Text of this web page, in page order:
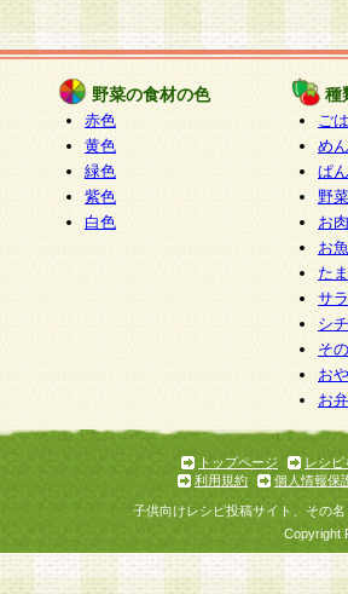
員登録希望者による会員登録手続
会員登録の承認が完了した時点で会
され、会員に対して適用されるもの
する個人情報は、すべて会員登録
いたものと考えております。従っ
報の提供を希望されない場合には、
たしません が、提供されないこと
ス等をご利用いただけない場合があ
。
様から当社が保有している個人情
等を求められた場合には、ご本人
場合に限り、法令に準拠して合理的
。なお、開示 請求等の請求先は個
本規約等を承諾のうえ、当社所定の
承認した者、グループとします。な
する場合は会員登録をすることがで
野菜の食材の色
赤色
黄色
緑色
紫色
白色
種
ご
めん
ぱん
野
お
お
た
サ
シ
そ
お
お
トップページ
レシピ
利用規約
個人情報保
子供向けレシピ投稿サイト、その
Copyright